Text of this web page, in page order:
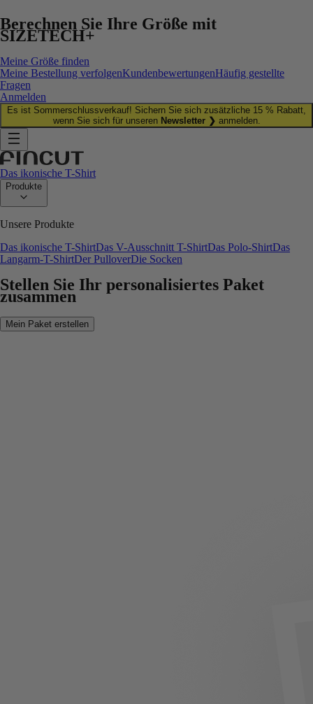
Berechnen Sie Ihre Größe mit
SIZETECH+
Meine Größe finden
Meine Bestellung verfolgenKundenbewertungenHäufig gestellte
Fragen
Anmelden
Es ist Sommerschlussverkauf! Sichern Sie sich zusätzliche 15 % Rabatt,
wenn Sie sich für unseren Newsletter ❯ anmelden.
Das ikonische T-Shirt
Produkte
Unsere Produkte
Das ikonische T-ShirtDas V-Ausschnitt T-ShirtDas Polo-ShirtDas
Langarm-T-ShirtDer PulloverDie Socken
Stellen Sie Ihr personalisiertes Paket
zusammen
Mein Paket erstellen